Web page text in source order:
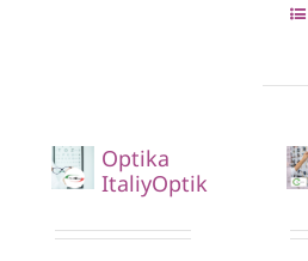
Optika
ItaliyOptik